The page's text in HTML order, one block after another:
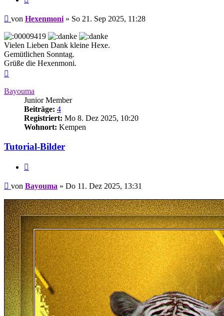
Beitrag
von Hexenmoni » So 21. Sep 2025, 11:28
Vielen Lieben Dank kleine Hexe.
Gemütlichen Sonntag.
Grüße die Hexenmoni.
Bayouma
Junior Member
Beiträge: 4
Registriert: Mo 8. Dez 2025, 10:20
Wohnort: Kempen
Tutorial-Bilder
Beitrag
von Bayouma » Do 11. Dez 2025, 13:31